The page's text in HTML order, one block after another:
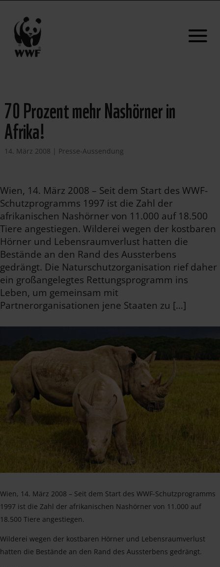
70 Prozent mehr Nashörner in
Afrika!
14. März 2008 | Presse-Aussendung
Wien, 14. März 2008 – Seit dem Start des WWF-
Schutzprogramms 1997 ist die Zahl der
afrikanischen Nashörner von 11.000 auf 18.500
Tiere angestiegen. Wilderei wegen der kostbaren
Hörner und Lebensraumverlust hatten die
Bestände an den Rand des Aussterbens
gedrängt. Die Naturschutzorganisation rief daher
ein großangelegtes Rettungsprogramm ins
Leben, um gemeinsam mit
Partnerorganisationen jene Staaten zu […]
Wien, 14. März 2008 – Seit dem Start des WWF-Schutzprogramms
1997 ist die Zahl der afrikanischen Nashörner von 11.000 auf
18.500 Tiere angestiegen.
Wilderei wegen der kostbaren Hörner und Lebensraumverlust
hatten die Bestände an den Rand des Aussterbens gedrängt.